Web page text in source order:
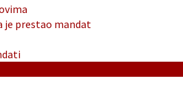
je prestao mandat